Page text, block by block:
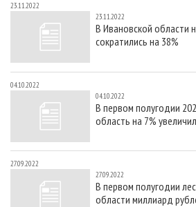
ИНСТРУМЕНТ И МАТЕРИАЛЫ
БИБЛИОТЕКА СПЕЦИАЛИСТА
23.11.2022
23.11.2022
В Ивановской области
сократились на 38%
04.10.2022
04.10.2022
В первом полугодии
область на 7%
27.09.2022
27.09.2022
В первом полугодии
области миллиард